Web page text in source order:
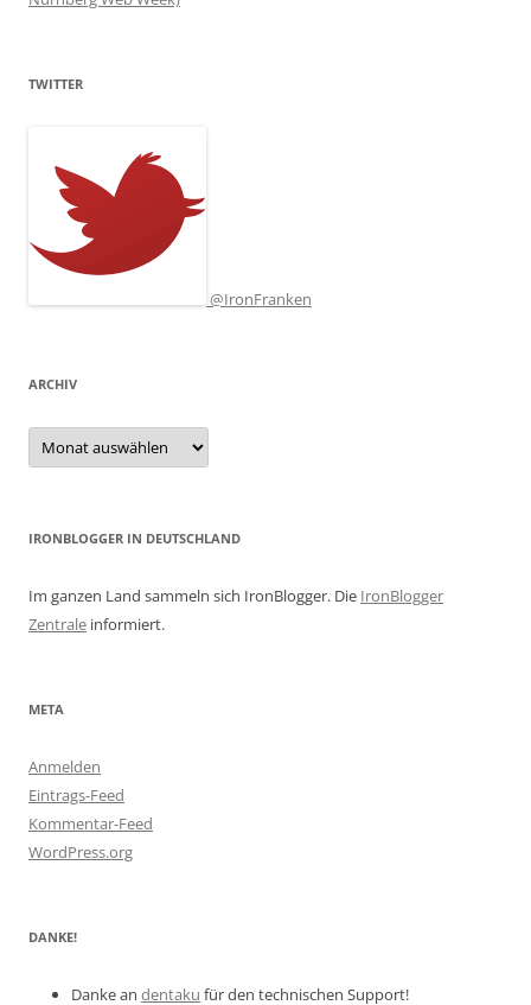
TWITTER
@IronFranken
ARCHIV
Archiv
IRONBLOGGER IN DEUTSCHLAND
Im ganzen Land sammeln sich IronBlogger. Die IronBlogger
Zentrale informiert.
META
Anmelden
Eintrags-Feed
Kommentar-Feed
WordPress.org
DANKE!
Danke an dentaku für den technischen Support!